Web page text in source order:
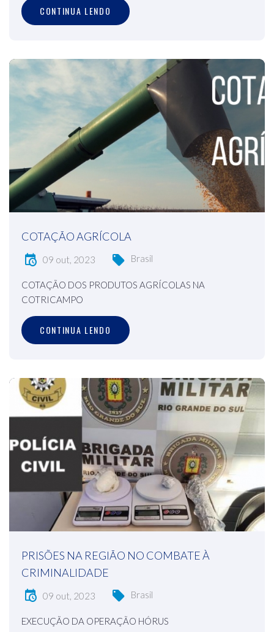
CONTINUA LENDO
COTAÇÃO AGRÍCOLA
09 out, 2023 Brasil
COTAÇÃO DOS PRODUTOS AGRÍCOLAS NA
COTRICAMPO
CONTINUA LENDO
PRISÕES NA REGIÃO NO COMBATE À
CRIMINALIDADE
09 out, 2023 Brasil
EXECUÇÃO DA OPERAÇÃO HÓRUS